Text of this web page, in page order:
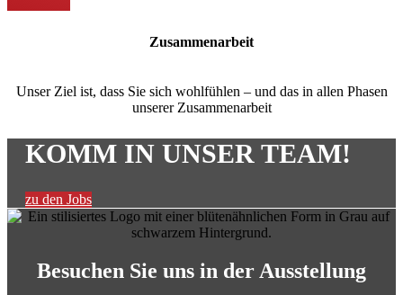
Zusammenarbeit
Unser Ziel ist, dass Sie sich wohlfühlen – und das in allen Phasen
unserer Zusammenarbeit
KOMM IN UNSER TEAM!
zu den Jobs
Besuchen Sie uns in der Ausstellung